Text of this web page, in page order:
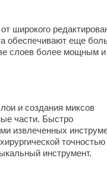
широкого
обеспечивают еще
слоев более мощным и
и создания миксов
части. Быстро
извлеченных
точностью
инструмент.